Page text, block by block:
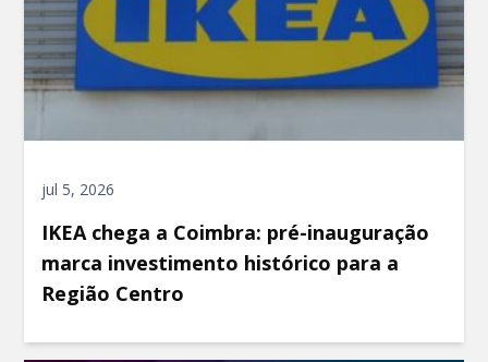
jul 5, 2026
IKEA chega a Coimbra: pré-inauguração
marca investimento histórico para a
Região Centro